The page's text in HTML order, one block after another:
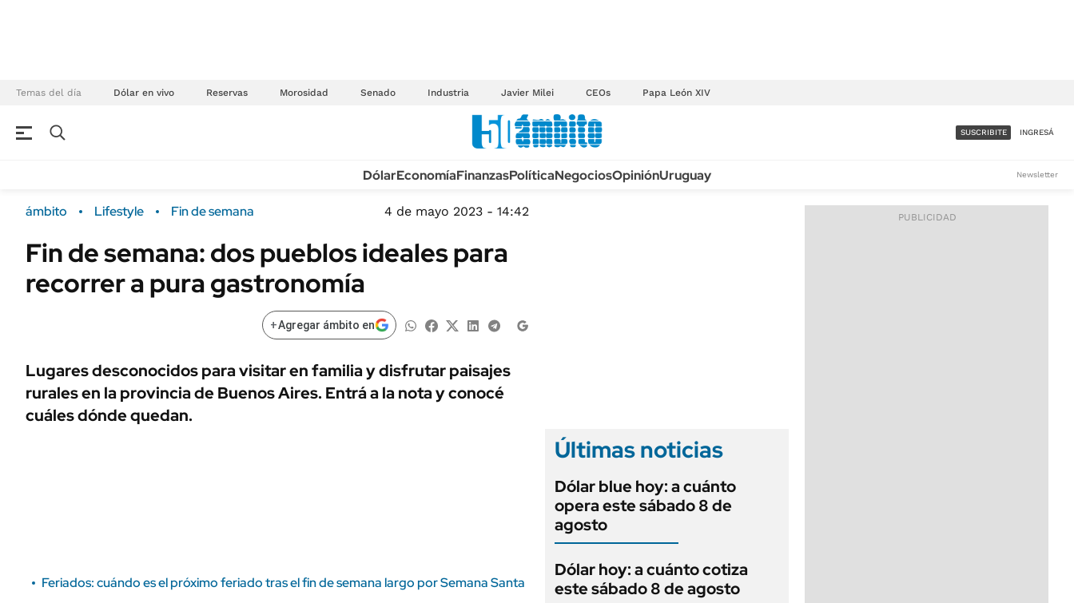
Temas del día Dólar en vivo Reservas Morosidad Senado Industria Javier Milei CEOs Papa León XIV
Campo
FINANZAS
ÁMBITO DEBATE
MEDIAKIT AMBITO DEBATE
Sustentabilidad
ENERGY REPORT
POLÍTICA
TECNOLOGÍA
MÉXICO
MUNDO
LIFESTYLE
AUTOS
ACCESO FULL - $1.800/MES
SUSCRIBITE INGRESÁ
DólarEconomíaFinanzasPolíticaNegociosOpiniónUruguay Newsletter
ámbito Lifestyle Fin de semana 4 de mayo 2023 - 14:42
Fin de semana: dos pueblos ideales para
recorrer a pura gastronomía
+Agregar ámbito en
Lugares desconocidos para visitar en familia y disfrutar paisajes
rurales en la provincia de Buenos Aires. Entrá a la nota y conocé
cuáles dónde quedan.
Feriados: cuándo es el próximo feriado tras el fin de semana largo por Semana Santa
Últimas noticias
Dólar blue hoy: a cuánto
opera este sábado 8 de
agosto
Dólar hoy: a cuánto cotiza
este sábado 8 de agosto